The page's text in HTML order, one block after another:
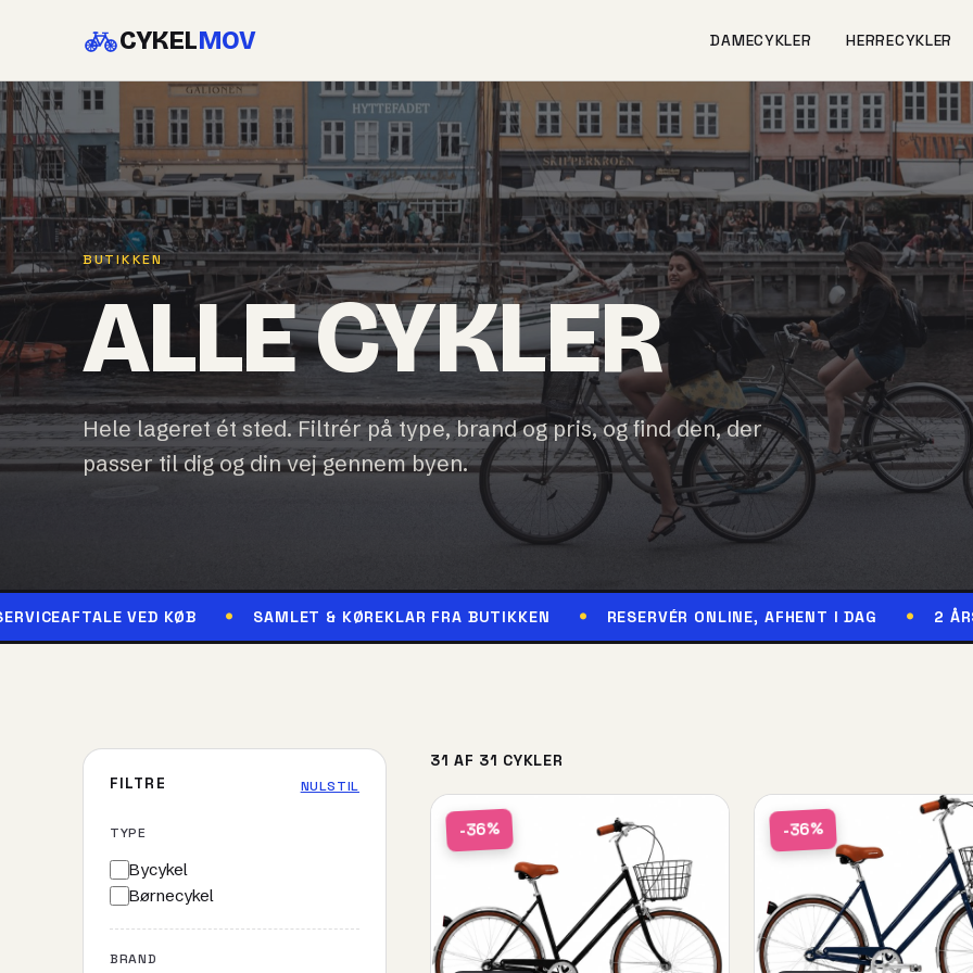
CYKELMOV DAMECYKLER HERRECYKLER
BUTIKKEN
ALLE CYKLER
Hele lageret ét sted. Filtrér på type, brand og pris, og find den, der
passer til dig og din vej gennem byen.
VED KØB SAMLET & KØREKLAR FRA BUTIKKEN RESERVÉR ONLINE, AFHENT I DAG 2 ÅRS
FILTRE NULSTIL
TYPE
Bycykel
Børnecykel
BRAND
31 AF 31 CYKLER
-36% -36%